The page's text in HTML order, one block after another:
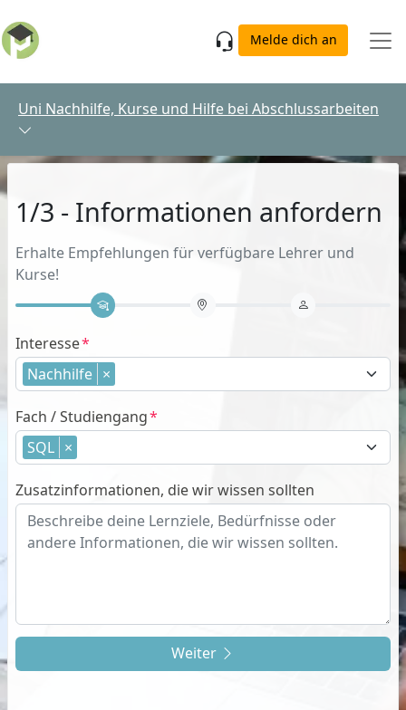
Melde dich an
Uni Nachhilfe, Kurse und Hilfe bei Abschlussarbeiten
1/3 - Informationen anfordern
Erhalte Empfehlungen für verfügbare Lehrer und
Kurse!
Interesse
Nachhilfe ×
Fach / Studiengang
SQL ×
Zusatzinformationen, die wir wissen sollten
Weiter